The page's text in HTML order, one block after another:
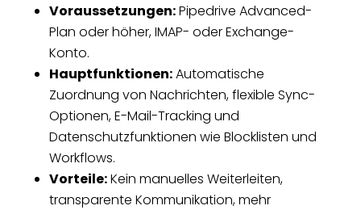
Voraussetzungen:Pipedrive Advanced-
Plan oder höher, IMAP- oder Exchange-
Konto.
Hauptfunktionen:Automatische
Zuordnung von Nachrichten, flexible Sync-
Optionen, E-Mail-Tracking und
Datenschutzfunktionen wie Blocklisten und
Workflows.
Vorteile:Kein manuelles Weiterleiten,
transparente Kommunikation, mehr